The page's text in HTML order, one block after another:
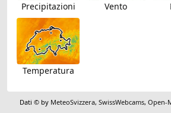
Precipitazioni Vento
Temperatura
Dati © by MeteoSvizzera,SwissWebcams,Open-